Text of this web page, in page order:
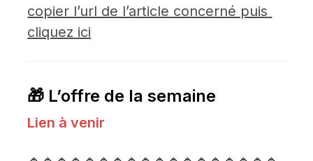
copier l’url de l’article concerné puis
cliquez ici
🎁 L’offre de la semaine
Lien à venir